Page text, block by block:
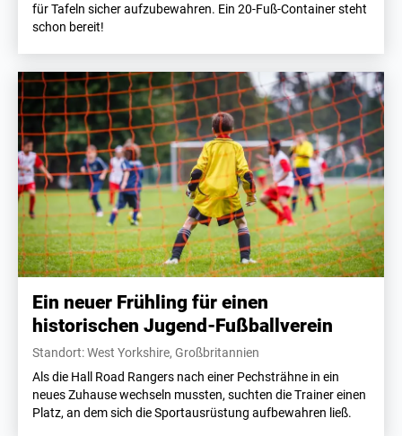
für Tafeln sicher aufzubewahren. Ein 20-Fuß-Container steht
schon bereit!
Ein neuer Frühling für einen
historischen Jugend-Fußballverein
Standort: West Yorkshire, Großbritannien
Als die Hall Road Rangers nach einer Pechsträhne in ein
neues Zuhause wechseln mussten, suchten die Trainer einen
Platz, an dem sich die Sportausrüstung aufbewahren ließ.